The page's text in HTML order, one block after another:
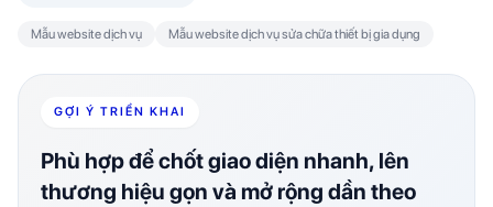
Mẫu website dịch vụ Mẫu website dịch vụ sửa chữa thiết bị gia dụng
GỢI Ý TRIỂN KHAI
Phù hợp để chốt giao diện nhanh, lên
thương hiệu gọn và mở rộng dần theo